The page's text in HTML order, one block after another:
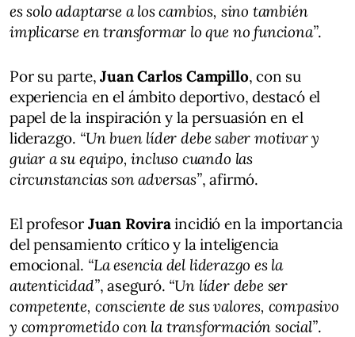
es solo adaptarse a los cambios, sino también
implicarse en transformar lo que no funciona”.
Por su parte,Juan Carlos Campillo, con su
experiencia en el ámbito deportivo, destacó el
papel de la inspiración y la persuasión en el
liderazgo. “Un buen líder debe saber motivar y
guiar a su equipo, incluso cuando las
circunstancias son adversas”, afirmó.
El profesor Juan Roviraincidió en la importancia
del pensamiento crítico y la inteligencia
emocional. “La esencia del liderazgo es la
autenticidad”, aseguró. “Un líder debe ser
competente, consciente de sus valores, compasivo
y comprometido con la transformación social”.